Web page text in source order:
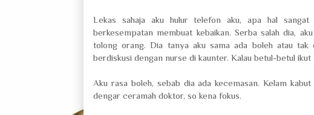
Lekas sahaja aku hulur telefon aku, apa hal
berkesempatan membuat kebaikan. Serba salah dia,
tolong orang. Dia tanya aku sama ada boleh atau
berdiskusi dengan nurse di kaunter. Kalau betul-betul
Aku rasa boleh, sebab dia ada kecemasan. Kelam
dengar ceramah doktor, so kena fokus.